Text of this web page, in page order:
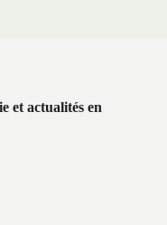
et actualités en